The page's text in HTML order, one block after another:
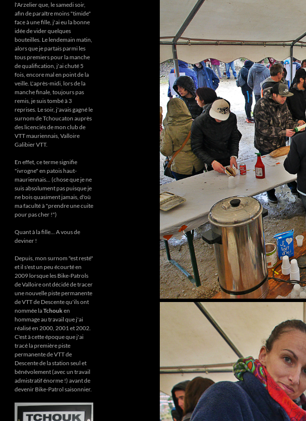
l'Arzelier que, le samedi soir,
afin de paraître moins "timide"
face à une fille, j'ai eu la bonne
idée de vider quelques
bouteilles. Le lendemain matin,
alors que je partais parmi les
tous premiers pour la manche
de qualification, j'ai chuté 5
fois, encore mal en point de la
veille. L'après-midi, lors de la
manche finale, toujours pas
remis, je suis tombé à 3
reprises. Le soir, j'avais gagné le
surnom de Tchoucaton auprès
des licenciés de mon club de
VTT mauriennais, Valloire
Galibier VTT.
En effet, ce terme signifie
"ivrogne" en patois haut-
mauriennais... (chose que je ne
suis absolument pas puisque je
ne bois quasiment jamais, d'où
ma faculté à "prendre une cuite
pour pas cher !")
Quant à la fille... A vous de
deviner !
Depuis, mon surnom "est resté"
et il s'est un peu écourté en
2009 lorsque les Bike-Patrols
de Valloire ont décidé de tracer
une nouvelle piste permanente
de VTT de Descente qu'ils ont
nommée laTchouken
hommage au travail que j'ai
réalisé en 2000, 2001 et 2002.
C'est à cette époque que j'ai
tracé la première piste
permanente de VTT de
Descente de la station seul et
bénévolement (avec un travail
admistratif énorme !) avant de
devenir Bike-Patrol saisonnier.